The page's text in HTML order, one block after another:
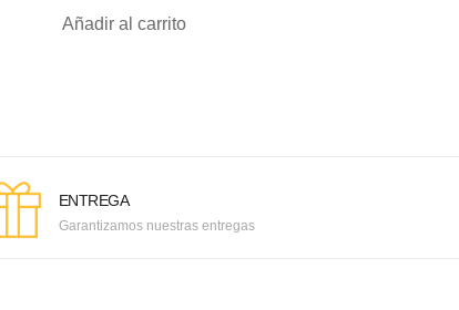
Añadir al carrito
ENTREGA
Garantizamos nuestras entregas